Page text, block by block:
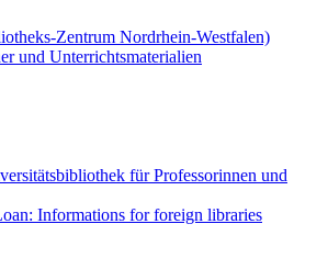
Zentrum Nordrhein-Westfalen)
und Unterrichtsmaterialien
für Professorinnen und
Informations for foreign libraries